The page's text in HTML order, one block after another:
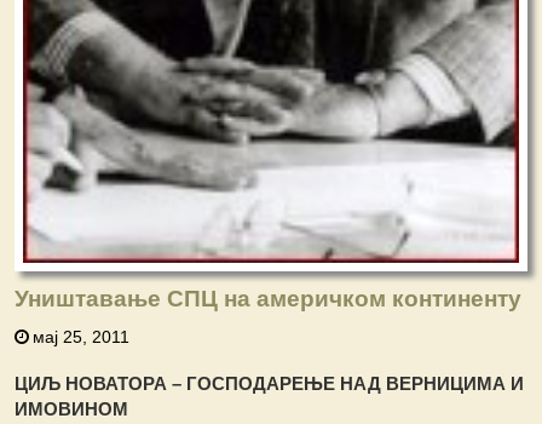
Уништавање СПЦ на америчком континенту
мај 25, 2011
ЦИЉ НОВАТОРА – ГОСПОДАРЕЊЕ НАД ВЕРНИЦИМА И
ИМОВИНОМ